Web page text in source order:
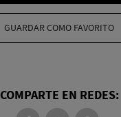
GUARDAR COMO FAVORITO
COMPARTE EN REDES: